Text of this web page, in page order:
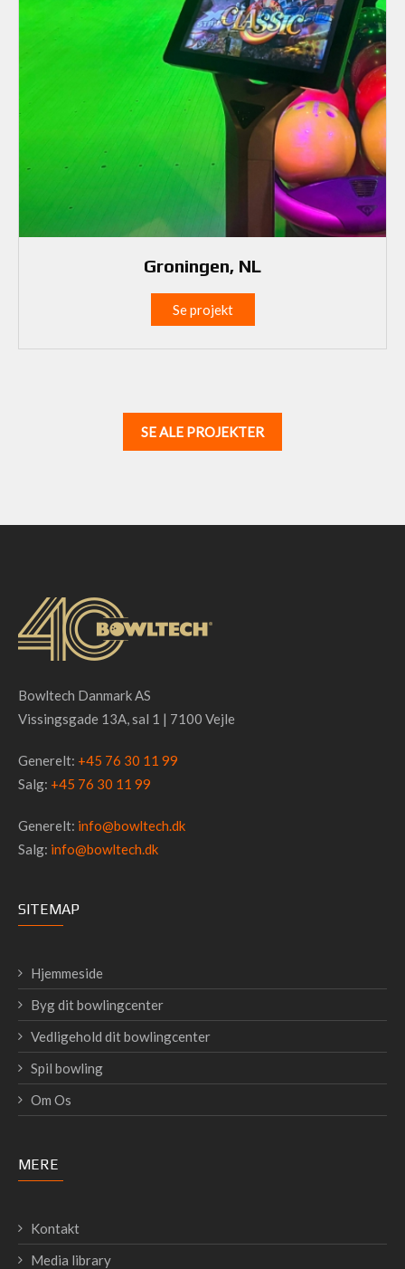
Groningen, NL
Se projekt
SE ALE PROJEKTER
Bowltech Danmark AS
Vissingsgade 13A, sal 1 | 7100 Vejle
Generelt: +45 76 30 11 99
Salg: +45 76 30 11 99
Generelt: info@bowltech.dk
Salg: info@bowltech.dk
SITEMAP
Hjemmeside
Byg dit bowlingcenter
Vedligehold dit bowlingcenter
Spil bowling
Om Os
MERE
Kontakt
Media library